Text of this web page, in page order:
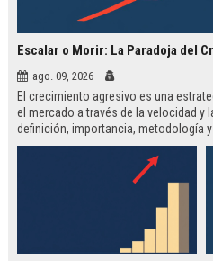
ago. 09, 2026
El crecimiento agresivo es una
el mercado a través de la velocidad y
definición, importancia, metodología
guía para PYMES que buscan escalar